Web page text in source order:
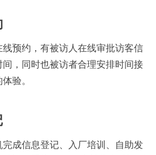
预约，有被访人在线审批访客信
，同时也被访者合理安排时间接
验。
完成信息登记、入厂培训、自助发